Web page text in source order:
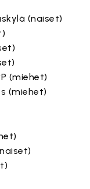
(naiset)
(miehet)
(miehet)